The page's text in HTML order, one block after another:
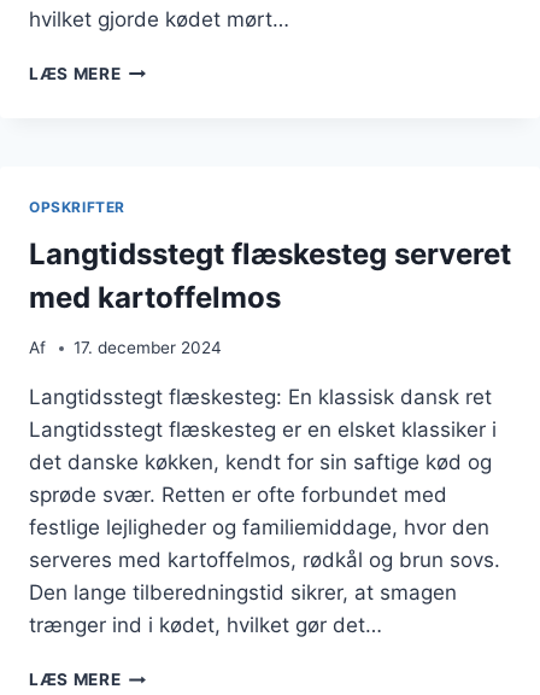
hvilket gjorde kødet mørt…
LÆS MERELANGTIDSSTEGT
OPSKRIFTER
Langtidsstegt flæskesteg serveret
med kartoffelmos
Af 17. december 2024
Langtidsstegt flæskesteg: En klassisk dansk ret
Langtidsstegt flæskesteg er en elsket klassiker i
det danske køkken, kendt for sin saftige kød og
sprøde svær. Retten er ofte forbundet med
festlige lejligheder og familiemiddage, hvor den
serveres med kartoffelmos, rødkål og brun sovs.
Den lange tilberedningstid sikrer, at smagen
trænger ind i kødet, hvilket gør det…
LÆS MERELANGTIDSSTEGT